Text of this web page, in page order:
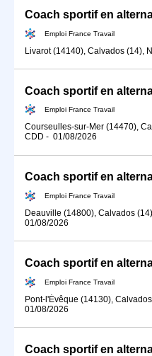
Coach sportif en
Emploi France Travail
Livarot (14140), Calvados (14),
Coach sportif en
Emploi France Travail
Courseulles-sur-Mer (14470),
CDD - 01/08/2026
Coach sportif en
Emploi France Travail
Deauville (14800), Calvados
01/08/2026
Coach sportif en
Emploi France Travail
Pont-l'Évêque (14130),
01/08/2026
Coach sportif en